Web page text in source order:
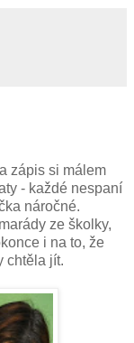
zápis si málem
- každé nespaní
náročné.
ze školky,
i na to, že
chtěla jít.